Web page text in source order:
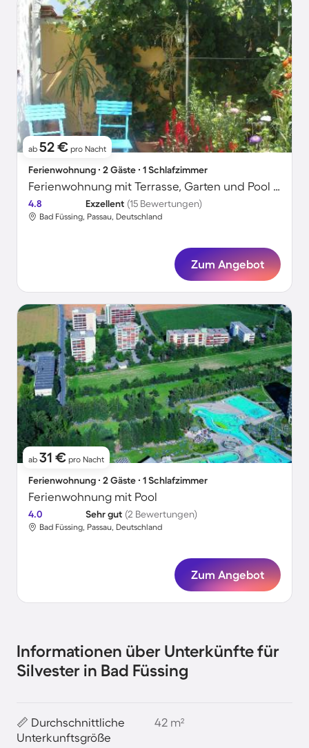
ab 52 € pro Nacht
Ferienwohnung ∙ 2 Gäste ∙ 1 Schlafzimmer
Ferienwohnung mit Terrasse, Garten und Pool | Gartenblick
4.8 Exzellent (15 Bewertungen)
Bad Füssing, Passau, Deutschland
Zum Angebot
ab 31 € pro Nacht
Ferienwohnung ∙ 2 Gäste ∙ 1 Schlafzimmer
Ferienwohnung mit Pool
4.0 Sehr gut (2 Bewertungen)
Bad Füssing, Passau, Deutschland
Zum Angebot
Informationen über Unterkünfte für
Silvester in Bad Füssing
📏 Durchschnittliche
Unterkunftsgröße
42 m²